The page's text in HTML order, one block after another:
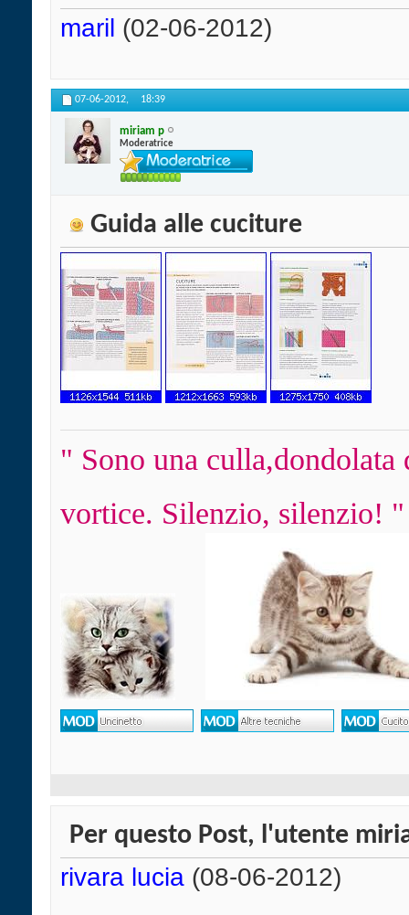
maril (02-06-2012)
07-06-2012, 18:39
miriam p
Moderatrice
Guida alle cuciture
" Sono una
vortice. Silenzio, silenzio!
Per questo Post, l'utente
rivara lucia (08-06-2012)